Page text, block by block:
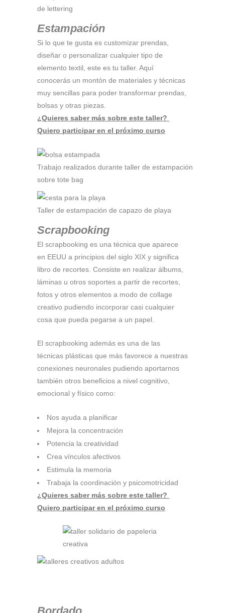
de lettering
Estampación
Si lo que te gusta es customizar prendas,
diseñar o personalizar cualquier tipo de
elemento textil, este es tu taller. Aquí
conocerás un montón de materiales y técnicas
muy sencillas para poder transformar prendas,
bolsas y otras piezas.
¿Quieres saber más sobre este taller?
Quiero participar en el próximo curso
Trabajo realizados durante taller de estampación
sobre tote bag
Taller de estampación de capazo de playa
Scrapbooking
El scrapbooking es una técnica que aparece
en EEUU a principios del siglo XIX y significa
libro de recortes. Consiste en realizar álbums,
láminas u otros soportes a partir de recortes,
fotos y otros elementos a modo de collage
creativo pudiendo incorporar casi cualquier
cosa que pueda pegarse a un papel.
El scrapbooking además es una de las
técnicas plásticas que más favorece a nuestras
conexiones neuronales pudiendo aportarnos
también otros beneficios a nivel cognitivo,
emocional y físico como:
Nos ayuda a planificar
Mejora la concentración
Potencia la creatividad
Crea vínculos afectivos
Estimula la memoria
Trabaja la coordinación y psicomotricidad
¿Quieres saber más sobre este taller?
Quiero participar en el próximo curso